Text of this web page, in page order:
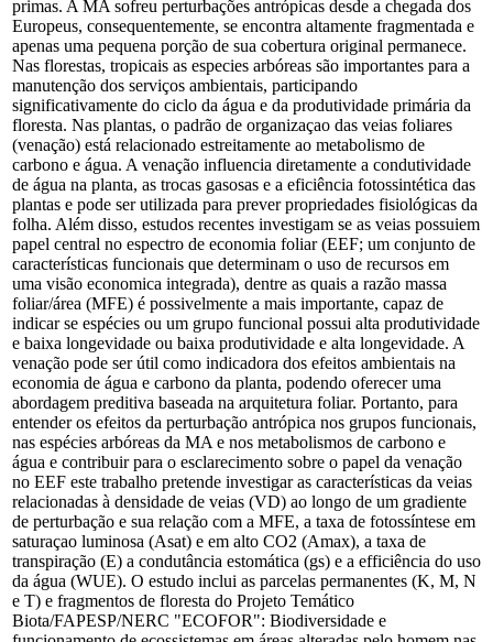
primas. A MA sofreu perturbações antrópicas desde a chegada dos
Europeus, consequentemente, se encontra altamente fragmentada e
apenas uma pequena porção de sua cobertura original permanece.
Nas florestas, tropicais as especies arbóreas são importantes para a
manutenção dos serviços ambientais, participando
significativamente do ciclo da água e da produtividade primária da
floresta. Nas plantas, o padrão de organizaçao das veias foliares
(venação) está relacionado estreitamente ao metabolismo de
carbono e água. A venação influencia diretamente a condutividade
de água na planta, as trocas gasosas e a eficiência fotossintética das
plantas e pode ser utilizada para prever propriedades fisiológicas da
folha. Além disso, estudos recentes investigam se as veias possuiem
papel central no espectro de economia foliar (EEF; um conjunto de
características funcionais que determinam o uso de recursos em
uma visão economica integrada), dentre as quais a razão massa
foliar/área (MFE) é possivelmente a mais importante, capaz de
indicar se espécies ou um grupo funcional possui alta produtividade
e baixa longevidade ou baixa produtividade e alta longevidade. A
venação pode ser útil como indicadora dos efeitos ambientais na
economia de água e carbono da planta, podendo oferecer uma
abordagem preditiva baseada na arquitetura foliar. Portanto, para
entender os efeitos da perturbação antrópica nos grupos funcionais,
nas espécies arbóreas da MA e nos metabolismos de carbono e
água e contribuir para o esclarecimento sobre o papel da venação
no EEF este trabalho pretende investigar as características da veias
relacionadas à densidade de veias (VD) ao longo de um gradiente
de perturbação e sua relação com a MFE, a taxa de fotossíntese em
saturaçao luminosa (Asat) e em alto CO2 (Amax), a taxa de
transpiração (E) a condutância estomática (gs) e a efficiência do uso
da água (WUE). O estudo inclui as parcelas permanentes (K, M, N
e T) e fragmentos de floresta do Projeto Temático
Biota/FAPESP/NERC "ECOFOR": Biodiversidade e